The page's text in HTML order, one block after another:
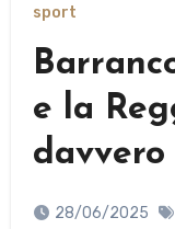
sport
e la
davvero
28/06/2025